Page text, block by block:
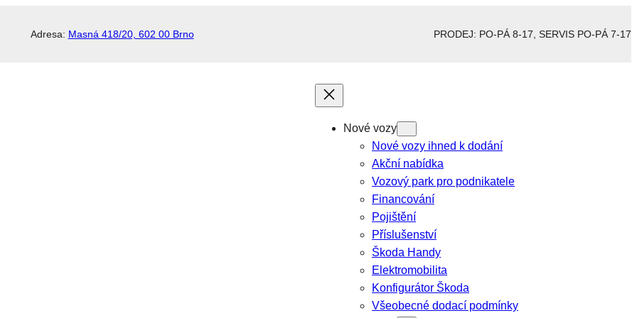
Adresa: Masná 418/20, 602 00 Brno PRODEJ: PO-PÁ 8-17, SERVIS PO-PÁ 7-17
Nové vozy
Nové vozy ihned k dodání
Akční nabídka
Vozový park pro podnikatele
Financování
Pojištění
Příslušenství
Škoda Handy
Elektromobilita
Konfigurátor Škoda
Všeobecné dodací podmínky